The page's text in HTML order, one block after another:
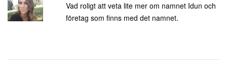
Vad roligt att veta lite mer om namnet Idun och
företag som finns med det namnet.